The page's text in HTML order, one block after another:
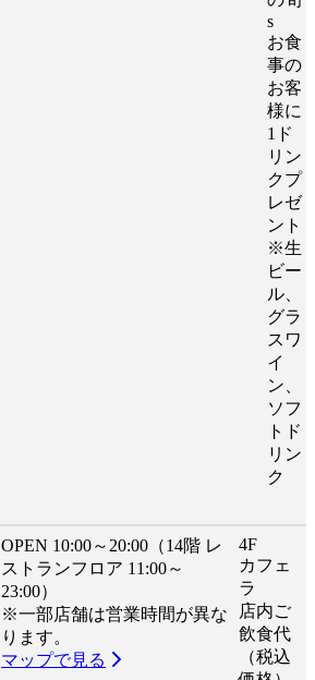
s
お食
事の
お客
様に
1ド
リン
クプ
レゼ
ント
※生
ビー
ル、
グラ
スワ
イ
ン、
ソフ
トド
リン
ク
OPEN 10:00～20:00（14階 レ
ストランフロア 11:00～
23:00）
※一部店舗は営業時間が異な
ります。
マップで見る
4F
カフェ
ラ
店内ご
飲食代
（税込